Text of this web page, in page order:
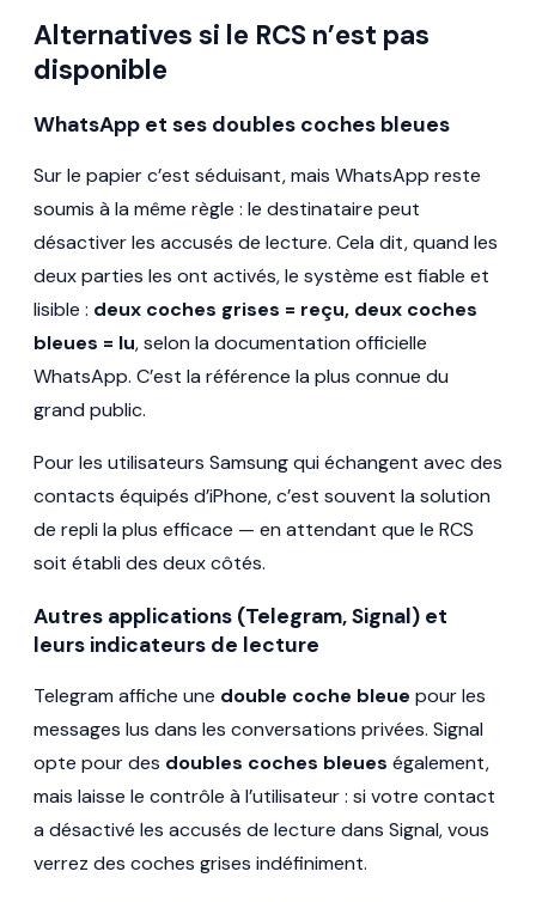
Alternatives si le RCS n’est pas
disponible
WhatsApp et ses doubles coches bleues
Sur le papier c’est séduisant, mais WhatsApp reste
soumis à la même règle : le destinataire peut
désactiver les accusés de lecture. Cela dit, quand les
deux parties les ont activés, le système est fiable et
lisible : deux coches grises = reçu, deux coches
bleues = lu, selon la documentation officielle
WhatsApp. C’est la référence la plus connue du
grand public.
Pour les utilisateurs Samsung qui échangent avec des
contacts équipés d’iPhone, c’est souvent la solution
de repli la plus efficace — en attendant que le RCS
soit établi des deux côtés.
Autres applications (Telegram, Signal) et
leurs indicateurs de lecture
Telegram affiche une double coche bleue pour les
messages lus dans les conversations privées. Signal
opte pour des doubles coches bleues également,
mais laisse le contrôle à l’utilisateur : si votre contact
a désactivé les accusés de lecture dans Signal, vous
verrez des coches grises indéfiniment.